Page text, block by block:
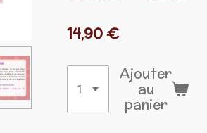
14,90 €
Ajouter
au
panier